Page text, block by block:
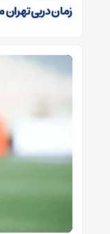
زمان دربی